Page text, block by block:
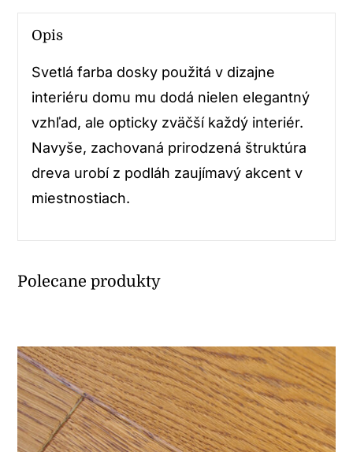
Opis
Svetlá farba dosky použitá v dizajne
interiéru domu mu dodá nielen elegantný
vzhľad, ale opticky zväčší každý interiér.
Navyše, zachovaná prirodzená štruktúra
dreva urobí z podláh zaujímavý akcent v
miestnostiach.
Polecane produkty